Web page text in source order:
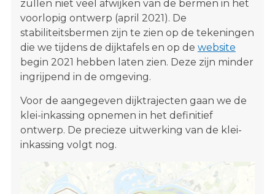
zullen niet veel afwijken van de bermen in het
voorlopig ontwerp (april 2021). De
stabiliteitsbermen zijn te zien op de tekeningen
die we tijdens de dijktafels en op de website
begin 2021 hebben laten zien. Deze zijn minder
ingrijpend in de omgeving.
Voor de aangegeven dijktrajecten gaan we de
klei-inkassing opnemen in het definitief
ontwerp. De precieze uitwerking van de klei-
inkassing volgt nog.